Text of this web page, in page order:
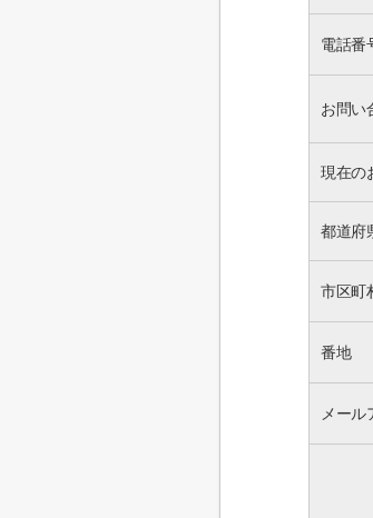
電話番
お問い
現在の
都道府
市区町
番地
メール